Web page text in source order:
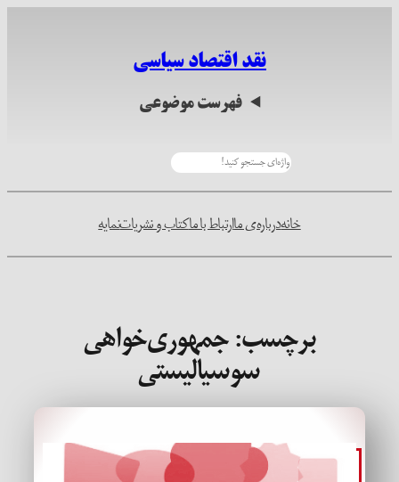
نقد اقتصاد سیاسی
فهرست موضوعی
خانهدرباره‌ی ماارتباط با ماکتاب و نشریاتنمایه
برچسب:جمهوری‌خواهی
سوسیالیستی